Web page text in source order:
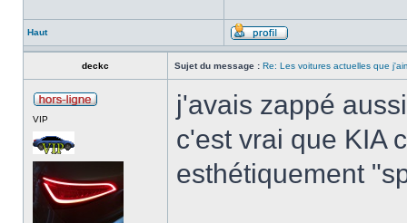
Haut
deckc Sujet du message : Re: Les voitures actuelles que
VIP
j'avais zappé
c'est vrai que KIA
esthétiquement